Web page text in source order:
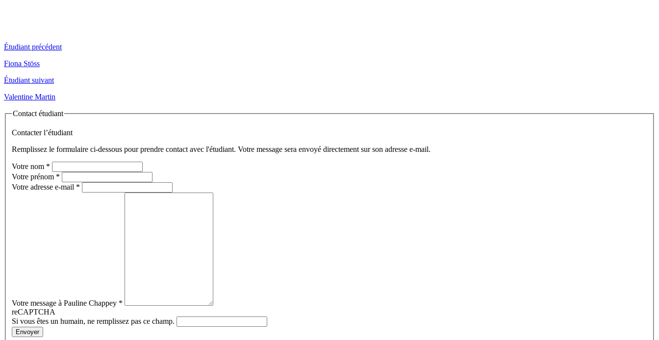
Étudiant précédent
Fiona Stöss
Étudiant suivant
Valentine Martin
Contact étudiant
Contacter l’étudiant
Remplissez le formulaire ci-dessous pour prendre contact avec l'étudiant. Votre message sera envoyé directement sur son adresse e-mail.
Votre nom *
Votre prénom *
Votre adresse e-mail *
Votre message à Pauline Chappey *
reCAPTCHA
Si vous êtes un humain, ne remplissez pas ce champ.
Envoyer